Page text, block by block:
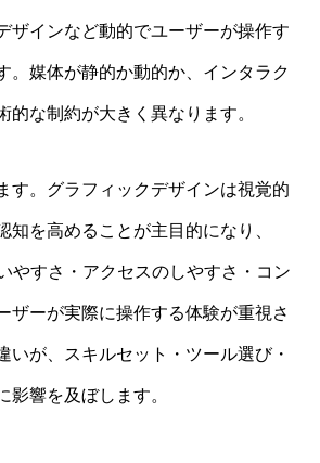
ザインなど動的でユーザーが操作す
。媒体が静的か動的か、インタラク
的な制約が大きく異なります。
す。グラフィックデザインは視覚的
知を高めることが主目的になり、
やすさ・アクセスのしやすさ・コン
ザーが実際に操作する体験が重視さ
いが、スキルセット・ツール選び・
影響を及ぼします。